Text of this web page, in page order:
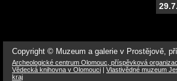
Copyright © Muzeum a galerie v Prostějově,
Archeologické centrum Olomouc, příspěvková
Vědecká knihovna v Olomouci | Vlastivědné muzeum
kraj